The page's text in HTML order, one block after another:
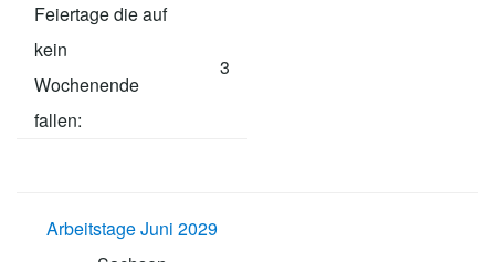
Feiertage die auf
kein
Wochenende
fallen:
3
Arbeitstage Juni 2029